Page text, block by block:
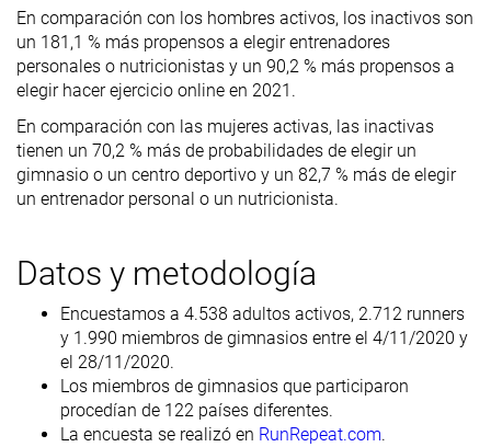
En comparación con los hombres activos, los inactivos son
un 181,1 % más propensos a elegir entrenadores
personales o nutricionistas y un 90,2 % más propensos a
elegir hacer ejercicio online en 2021.
En comparación con las mujeres activas, las inactivas
tienen un 70,2 % más de probabilidades de elegir un
gimnasio o un centro deportivo y un 82,7 % más de elegir
un entrenador personal o un nutricionista.
Datos y metodología
Encuestamos a 4.538 adultos activos, 2.712 runners
y 1.990 miembros de gimnasios entre el 4/11/2020 y
el 28/11/2020.
Los miembros de gimnasios que participaron
procedían de 122 países diferentes.
La encuesta se realizó en RunRepeat.com.